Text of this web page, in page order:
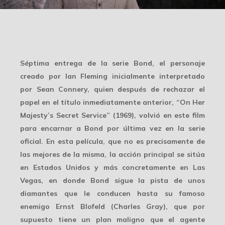
Séptima entrega de la serie Bond, el personaje
creado por Ian Fleming inicialmente interpretado
por Sean Connery, quien después de rechazar el
papel en el título inmediatamente anterior, “On Her
Majesty’s Secret Service” (1969), volvió en este film
para encarnar a Bond por última vez en la serie
oficial. En esta película, que no es precisamente de
las mejores de la misma, la acción principal se sitúa
en Estados Unidos y más concretamente en Las
Vegas, en donde Bond sigue la pista de unos
diamantes que le conducen hasta su famoso
enemigo Ernst Blofeld (Charles Gray), que por
supuesto tiene un plan maligno que el agente